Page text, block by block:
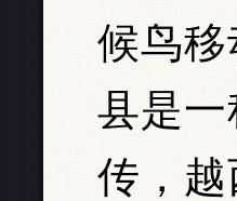
候鸟移
县是
传，